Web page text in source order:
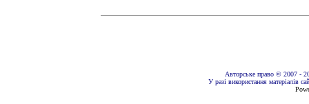
Авторське право © 2007 -
У разі використання матеріалів